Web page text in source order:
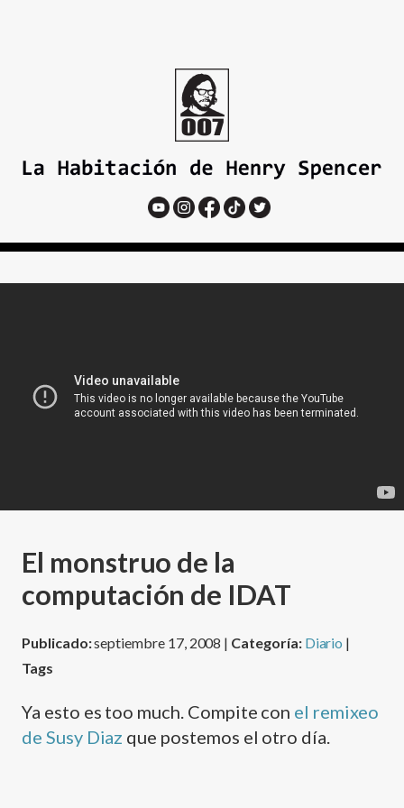
El monstruo de la
computación de IDAT
Publicado:septiembre 17, 2008 | Categoría: Diario |
Tags
Ya esto es too much. Compite con el remixeo
de Susy Diaz que postemos el otro dí­a.